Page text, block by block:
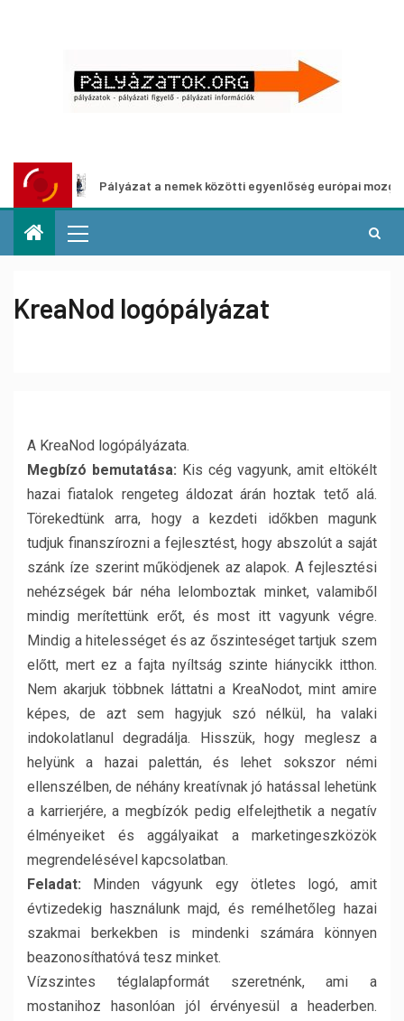
Pályázat a nemek közötti egyenlőség európai mozgalmainak
KreaNod logópályázat
A KreaNod logópályázata.
Megbízó bemutatása: Kis cég vagyunk, amit eltökélt
hazai fiatalok rengeteg áldozat árán hoztak tető alá.
Törekedtünk arra, hogy a kezdeti időkben magunk
tudjuk finanszírozni a fejlesztést, hogy abszolút a saját
szánk íze szerint működjenek az alapok. A fejlesztési
nehézségek bár néha lelomboztak minket, valamiből
mindig merítettünk erőt, és most itt vagyunk végre.
Mindig a hitelességet és az őszinteséget tartjuk szem
előtt, mert ez a fajta nyíltság szinte hiánycikk itthon.
Nem akarjuk többnek láttatni a KreaNodot, mint amire
képes, de azt sem hagyjuk szó nélkül, ha valaki
indokolatlanul degradálja. Hisszük, hogy meglesz a
helyünk a hazai palettán, és lehet sokszor némi
ellenszélben, de néhány kreatívnak jó hatással lehetünk
a karrierjére, a megbízók pedig elfelejthetik a negatív
élményeiket és aggályaikat a marketingeszközök
megrendelésével kapcsolatban.
Feladat: Minden vágyunk egy ötletes logó, amit
évtizedekig használunk majd, és remélhetőleg hazai
szakmai berkekben is mindenki számára könnyen
beazonosíthatóvá tesz minket.
Vízszintes téglalapformát szeretnénk, ami a
mostanihoz hasonlóan jól érvényesül a headerben.